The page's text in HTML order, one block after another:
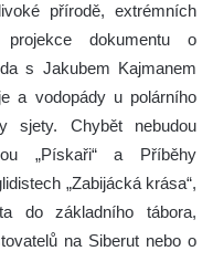
přírodě, extrémních
dokumentu o
s Jakubem Kajmanem
a vodopády u polárního
sjety. Chybět nebudou
„Pískaři“ a Příběhy
„Zabijácká krása“,
do základního tábora,
na Siberut nebo o